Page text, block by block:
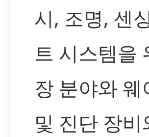
시, 조명, 센
트 시스템을
장 분야와
및 진단 장